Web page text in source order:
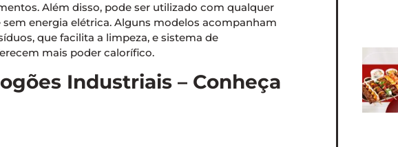
Além disso, pode ser utilizado com qualquer
energia elétrica. Alguns modelos acompanham
que facilita a limpeza, e sistema de
mais poder calorífico.
Industriais – Conheça